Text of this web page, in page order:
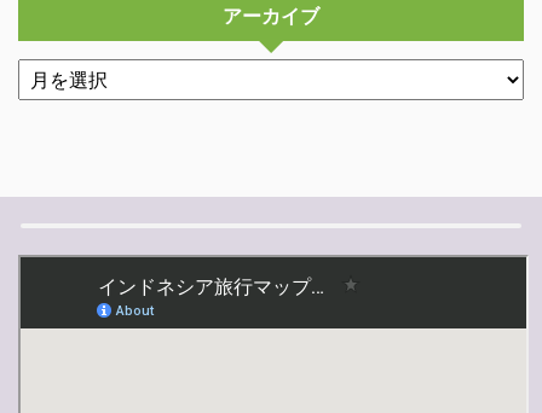
アーカイブ